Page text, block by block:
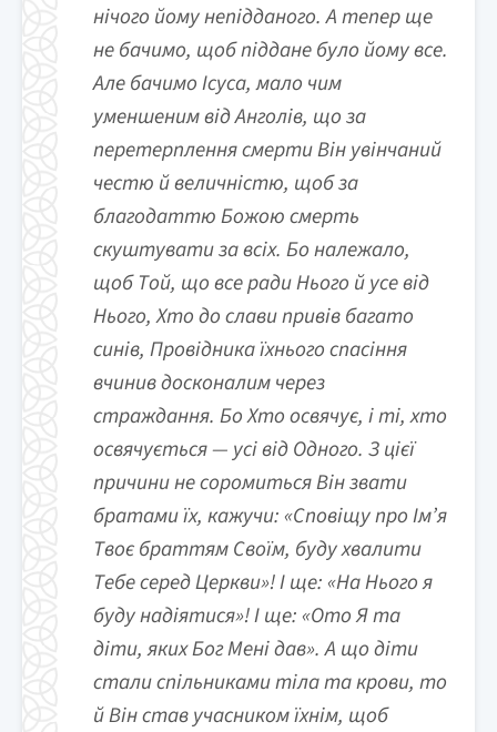
нічого йому непідданого. А тепер ще
не бачимо, щоб піддане було йому все.
Але бачимо Ісуса, мало чим
уменшеним від Анголів, що за
перетерплення смерти Він увінчаний
честю й величністю, щоб за
благодаттю Божою смерть
скуштувати за всіх. Бо належало,
щоб Той, що все ради Нього й усе від
Нього, Хто до слави привів багато
синів, Провідника їхнього спасіння
вчинив досконалим через
страждання. Бо Хто освячує, і ті, хто
освячується — усі від Одного. З цієї
причини не соромиться Він звати
братами їх, кажучи: «Сповіщу про Ім’я
Твоє браттям Своїм, буду хвалити
Тебе серед Церкви»! І ще: «На Нього я
буду надіятися»! І ще: «Ото Я та
діти, яких Бог Мені дав». А що діти
стали спільниками тіла та крови, то
й Він став учасником їхнім, щоб